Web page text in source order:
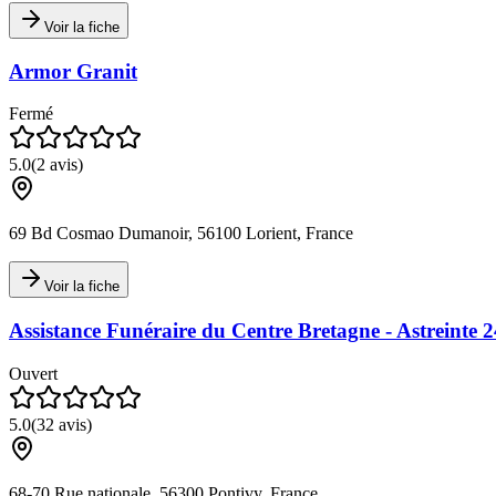
Voir la fiche
Armor Granit
Fermé
5.0(2 avis)
69 Bd Cosmao Dumanoir, 56100 Lorient, France
Voir la fiche
Assistance Funéraire du Centre Bretagne - Astreinte
Ouvert
5.0(32 avis)